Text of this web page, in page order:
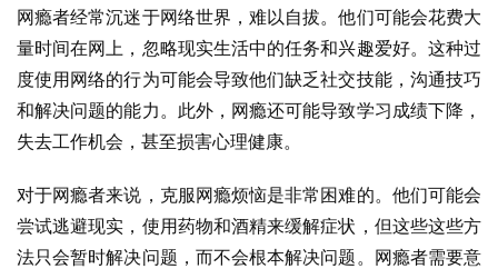
网瘾者经常沉迷于网络世界，难以自拔。他们可能会花费大
量时间在网上，忽略现实生活中的任务和兴趣爱好。这种过
度使用网络的行为可能会导致他们缺乏社交技能，沟通技巧
和解决问题的能力。此外，网瘾还可能导致学习成绩下降，
失去工作机会，甚至损害心理健康。
对于网瘾者来说，克服网瘾烦恼是非常困难的。他们可能会
尝试逃避现实，使用药物和酒精来缓解症状，但这些这些方
法只会暂时解决问题，而不会根本解决问题。网瘾者需要意